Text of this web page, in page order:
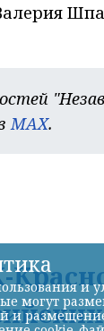
MAX.
и
могут
и